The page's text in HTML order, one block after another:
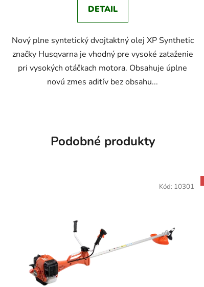
DETAIL
Nový plne syntetický dvojtaktný olej XP Synthetic
značky Husqvarna je vhodný pre vysoké zaťaženie
pri vysokých otáčkach motora. Obsahuje úplne
novú zmes aditív bez obsahu...
Podobné produkty
Kód: 10301